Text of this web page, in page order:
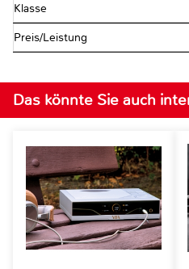
Klasse
Preis/Leistung
Das könnte Sie auch